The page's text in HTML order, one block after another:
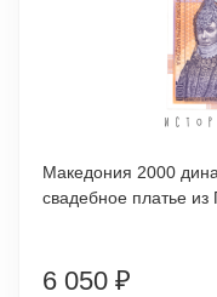
Македония 2000
свадебное платье
6 050 ₽